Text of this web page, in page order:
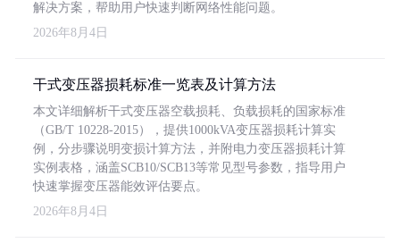
解决方案，帮助用户快速判断网络性能问题。
2026年8月4日
干式变压器损耗标准一览表及计算方法
本文详细解析干式变压器空载损耗、负载损耗的国家标准
（GB/T 10228-2015），提供1000kVA变压器损耗计算实
例，分步骤说明变损计算方法，并附电力变压器损耗计算
实例表格，涵盖SCB10/SCB13等常见型号参数，指导用户
快速掌握变压器能效评估要点。
2026年8月4日